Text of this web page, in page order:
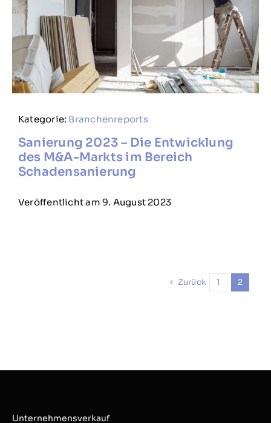
Kategorie: Branchenreports
Sanierung 2023 – Die Entwicklung
des M&A-Markts im Bereich
Schadensanierung
Veröffentlicht am 9. August 2023
Zurück 1 2
Unternehmensverkauf